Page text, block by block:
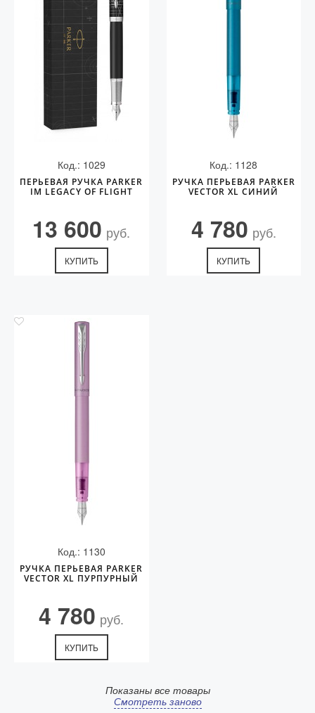
Код.: 1029
ПЕРЬЕВАЯ РУЧКА PARKER
IM LEGACY OF FLIGHT
13 600 руб.
КУПИТЬ
Код.: 1128
РУЧКА ПЕРЬЕВАЯ PARKER
VECTOR XL СИНИЙ
4 780 руб.
КУПИТЬ
Код.: 1130
РУЧКА ПЕРЬЕВАЯ PARKER
VECTOR XL ПУРПУРНЫЙ
4 780 руб.
КУПИТЬ
Показаны все товары
Смотреть заново